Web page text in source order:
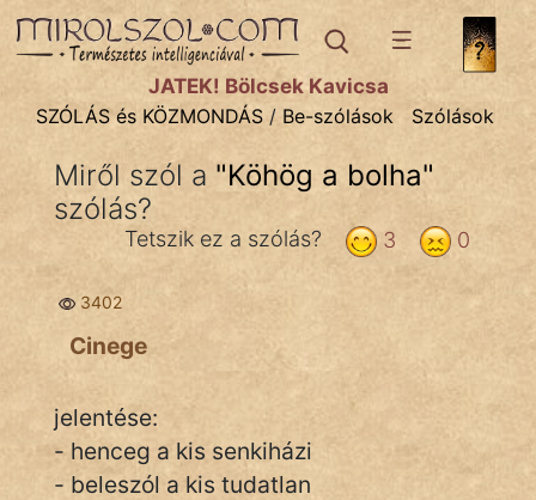
SZÓLÁS ÉS KÖZMONDÁStémák:
Bibliai
Közmondások
Szállóigék
Szóláscsoportok
Szólások
Tréfás
JÁTÉK! Bölcsek Kavicsa
SZÓLÁS és KÖZMONDÁS / Be-szólások Szólások
Miről szól a "Köhög a bolha"
szólás?
0
3
Tetszik ez a szólás?
3402
Cinege
jelentése:
- henceg a kis senkiházi
- beleszól a kis tudatlan